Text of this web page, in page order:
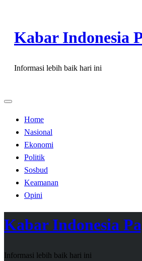
content
Kabar Indonesia
Informasi lebih baik hari ini
Home
Nasional
Ekonomi
Politik
Sosbud
Keamanan
Opini
Kabar Indonesia
Informasi lebih baik hari ini